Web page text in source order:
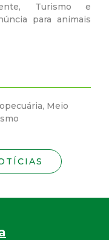
Turismo e
para animais
Meio